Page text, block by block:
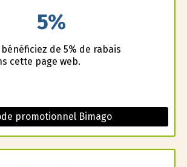
5%
de 5% de rabais
cette page web.
promotionnel Bimago